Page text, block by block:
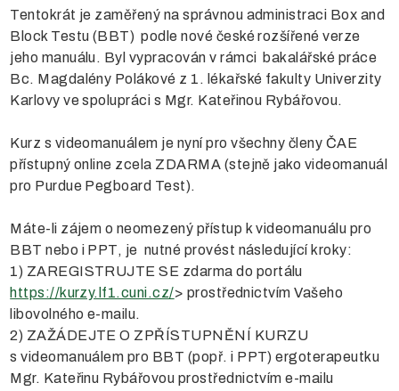
Tentokrát je zaměřený na správnou administraci Box and
Block Testu (BBT) podle nové české rozšířené verze
jeho manuálu. Byl vypracován v rámci bakalářské práce
Bc. Magdalény Polákové z 1. lékařské fakulty Univerzity
Karlovy ve spolupráci s Mgr. Kateřinou Rybářovou.
Kurz s videomanuálem je nyní pro všechny členy ČAE
přístupný online zcela ZDARMA (stejně jako videomanuál
pro Purdue Pegboard Test).
Máte-li zájem o neomezený přístup k videomanuálu pro
BBT nebo i PPT, je nutné provést následující kroky:
1) ZAREGISTRUJTE SE zdarma do portálu
https://kurzy.lf1.cuni.cz/> prostřednictvím Vašeho
libovolného e-mailu.
2) ZAŽÁDEJTE O ZPŘÍSTUPNĚNÍ KURZU
s videomanuálem pro BBT (popř. i PPT) ergoterapeutku
Mgr. Kateřinu Rybářovou prostřednictvím e-mailu